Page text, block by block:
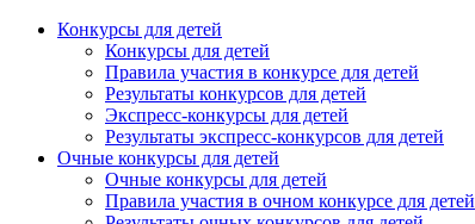
Конкурсы для детей
Конкурсы для детей
Правила участия в конкурсе для детей
Результаты конкурсов для детей
Экспресс-конкурсы для детей
Результаты экспресс-конкурсов для детей
Очные конкурсы для детей
Очные конкурсы для детей
Правила участия в очном конкурсе для детей